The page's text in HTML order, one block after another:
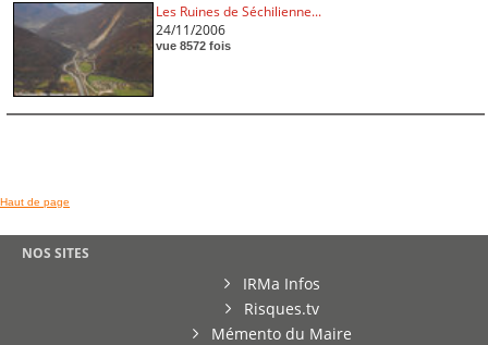
Les Ruines de Séchilienne...
24/11/2006
vue 8572 fois
Haut de page
NOS SITES
IRMa Infos
Risques.tv
Mémento du Maire